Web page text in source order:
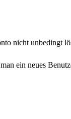
nicht unbedingt
ein neues